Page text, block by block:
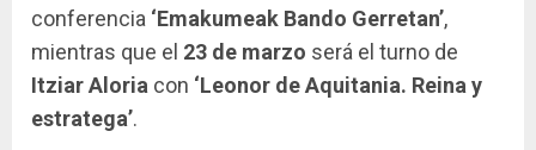
conferencia ‘Emakumeak Bando Gerretan’,
mientras que el 23 de marzo será el turno de
Itziar Aloria con ‘Leonor de Aquitania. Reina y
estratega’.